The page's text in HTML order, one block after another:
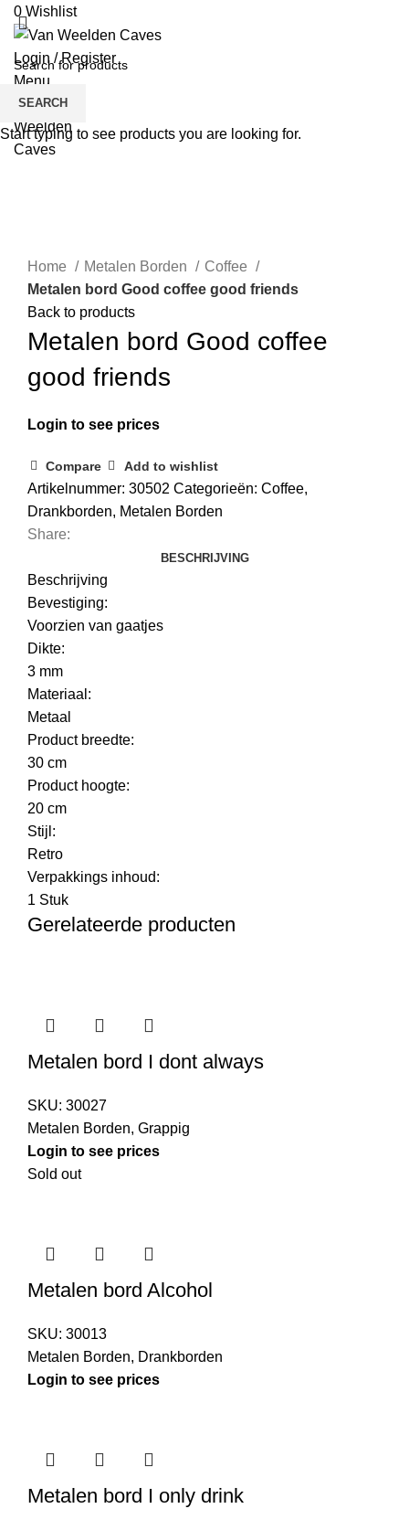
0 Wishlist
Login / Register
Menu
Home
Metalen Borden
Coffee
Metalen bord Good coffee good friends
Back to products
Metalen bord Good coffee
good friends
Login to see prices
Compare Add to wishlist
Artikelnummer: 30502 Categorieën: Coffee,
Drankborden, Metalen Borden
Share:
BESCHRIJVING
Beschrijving
Bevestiging:
Voorzien van gaatjes
Dikte:
3 mm
Materiaal:
Metaal
Product breedte:
30 cm
Product hoogte:
20 cm
Stijl:
Retro
Verpakkings inhoud:
1 Stuk
Gerelateerde producten
Metalen bord I dont always
SKU: 30027
Metalen Borden, Grappig
Login to see prices
Sold out
Metalen bord Alcohol
SKU: 30013
Metalen Borden, Drankborden
Login to see prices
Metalen bord I only drink
SEARCH
Start typing to see products you are looking for.